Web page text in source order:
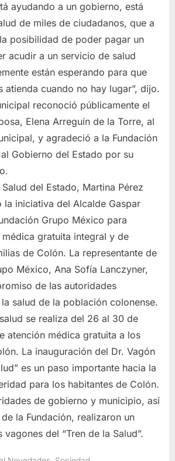
ayudando a un gobierno, está
de miles de ciudadanos, que a
posibilidad de poder pagar un
acudir a un servicio de salud
están esperando para que
atienda cuando no hay lugar”, dijo.
reconoció públicamente el
Elena Arreguín de la Torre, al
y agradeció a la Fundación
Gobierno del Estado por su
del Estado, Martina Pérez
la iniciativa del Alcalde Gaspar
Grupo México para
gratuita integral y de
de Colón. La representante de
México, Ana Sofía Lanczyner,
de las autoridades
salud de la población colonense.
se realiza del 26 al 30 de
atención médica gratuita a los
La inauguración del Dr. Vagón
es un paso importante hacia la
para los habitantes de Colón.
de gobierno y municipio, así
la Fundación, realizaron un
del “Tren de la Salud”.